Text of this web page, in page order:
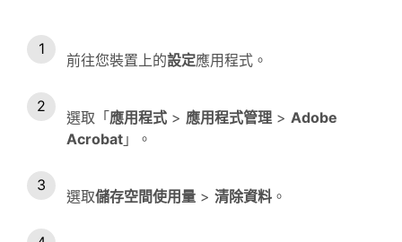
前往您裝置上的設定應用程式。
選取「應用程式 > 應用程式管理 > Adobe
Acrobat 」。
選取儲存空間使用量 > 清除資料 。